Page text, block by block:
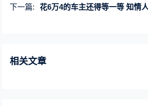
下一篇:
花6万4的车主还得等一等 知情人士：
相关文章